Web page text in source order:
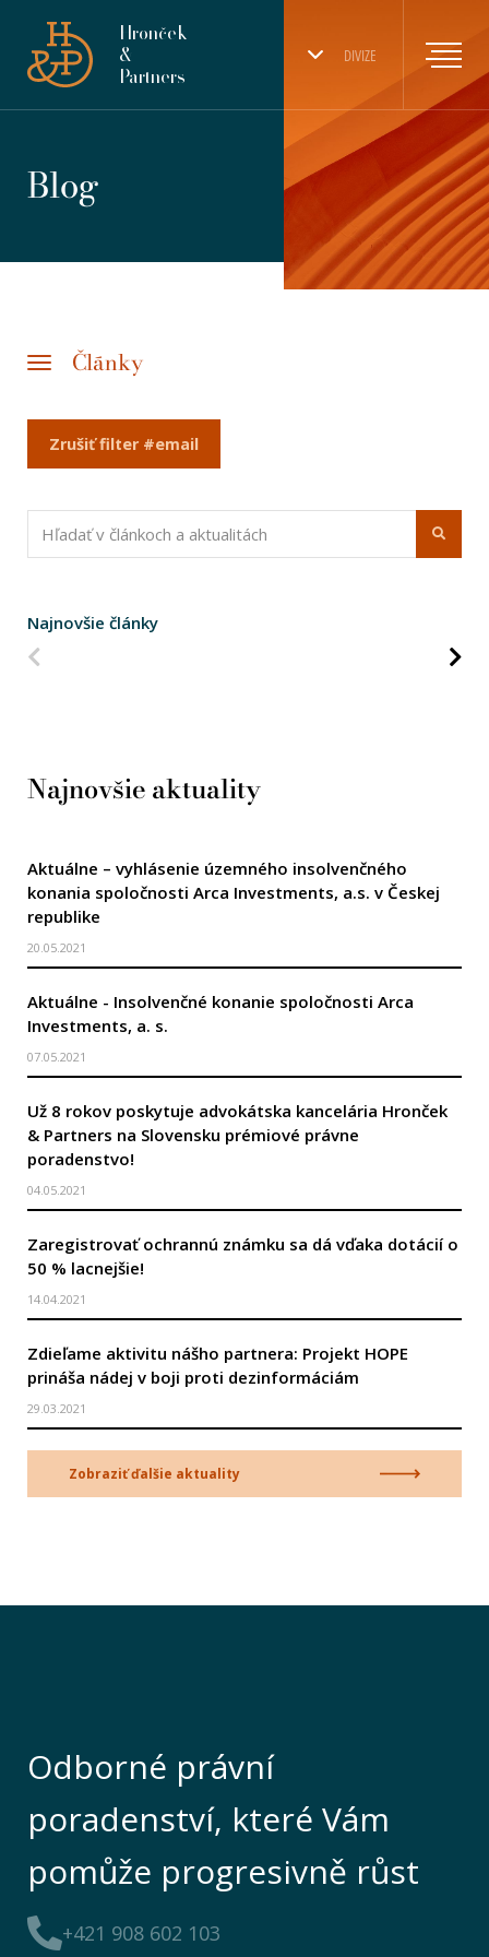
DIVIZE
Hronček
&
Partners
Blog
Články
Zrušiť filter #email
Najnovšie články
Najnovšie aktuality
Aktuálne – vyhlásenie územného insolvenčného
konania spoločnosti Arca Investments, a.s. v Českej
republike
20.05.2021
Aktuálne - Insolvenčné konanie spoločnosti Arca
Investments, a. s.
07.05.2021
Už 8 rokov poskytuje advokátska kancelária Hronček
& Partners na Slovensku prémiové právne
poradenstvo!
04.05.2021
Zaregistrovať ochrannú známku sa dá vďaka dotácií o
50 % lacnejšie!
14.04.2021
Zdieľame aktivitu nášho partnera: Projekt HOPE
prináša nádej v boji proti dezinformáciám
29.03.2021
Zobraziť ďalšie aktuality
Odborné právní
poradenství, které Vám
pomůže progresivně růst
+421 908 602 103